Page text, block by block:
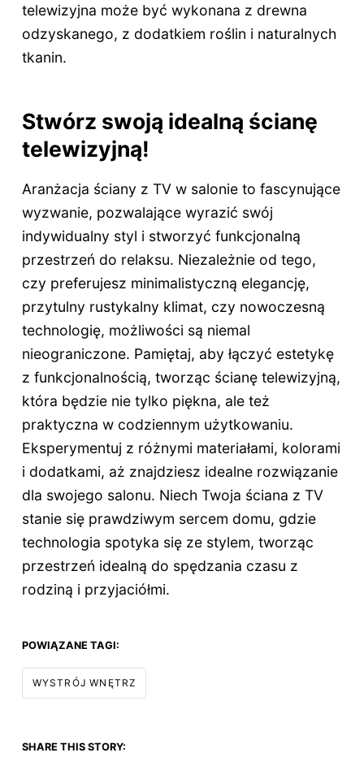
telewizyjna może być wykonana z drewna
odzyskanego, z dodatkiem roślin i naturalnych
tkanin.
Stwórz swoją idealną ścianę
telewizyjną!
Aranżacja ściany z TV w salonie to fascynujące
wyzwanie, pozwalające wyrazić swój
indywidualny styl i stworzyć funkcjonalną
przestrzeń do relaksu. Niezależnie od tego,
czy preferujesz minimalistyczną elegancję,
przytulny rustykalny klimat, czy nowoczesną
technologię, możliwości są niemal
nieograniczone. Pamiętaj, aby łączyć estetykę
z funkcjonalnością, tworząc ścianę telewizyjną,
która będzie nie tylko piękna, ale też
praktyczna w codziennym użytkowaniu.
Eksperymentuj z różnymi materiałami, kolorami
i dodatkami, aż znajdziesz idealne rozwiązanie
dla swojego salonu. Niech Twoja ściana z TV
stanie się prawdziwym sercem domu, gdzie
technologia spotyka się ze stylem, tworząc
przestrzeń idealną do spędzania czasu z
rodziną i przyjaciółmi.
POWIĄZANE TAGI:
WYSTRÓJ WNĘTRZ
SHARE THIS STORY: